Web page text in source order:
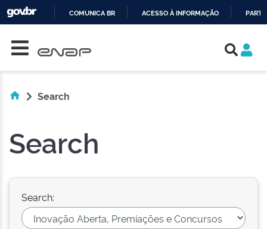
COMUNICA BR ACESSO À INFORMAÇÃO
Search
Search
Search: